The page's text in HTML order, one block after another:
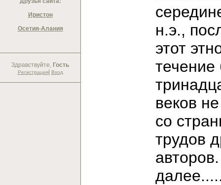
Иристон
Осетия-Алания
Здравствуйте, Гость
Регистрация| Вход
н.э.,
этот
течение
веков
со
трудов